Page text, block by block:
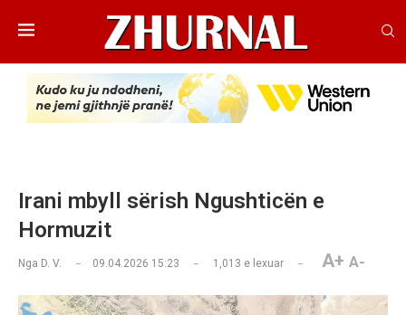
Irani mbyll sërish Ngushticën e
Hormuzit
Nga D. V. 09.04.2026 15:23 1,013 e lexuar A+ A-